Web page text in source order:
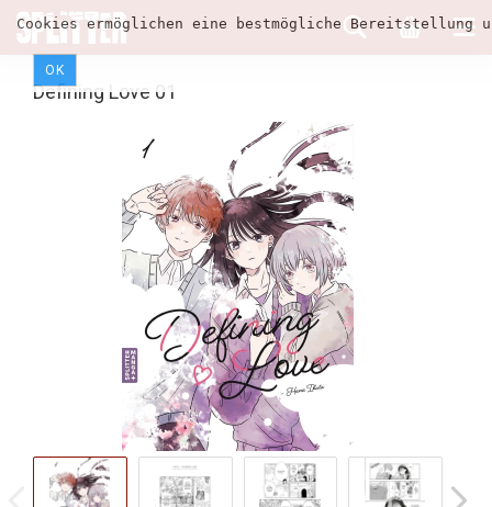
Cookies ermöglichen eine bestmögliche
OK
Defining Love 01